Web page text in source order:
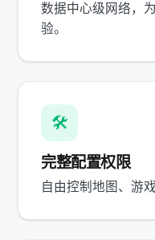
数据中心级网络，
验。
🛠️
完整配置权限
自由控制地图、游